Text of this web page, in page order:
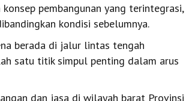
pembangunan yang terintegrasi,
kondisi sebelumnya.
berada di jalur lintas tengah
satu titik simpul penting dalam arus
dan jasa di wilayah barat Provinsi